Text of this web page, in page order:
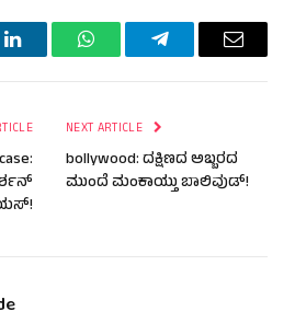
LinkedInWhatsAppTelegramEmail
NEXT ARTICLE
bollywood: ದಕ್ಷಿಣದ ಅಬ್ಬರದ
ಮುಂದೆ ಮಂಕಾಯ್ತು ಬಾಲಿವುಡ್!